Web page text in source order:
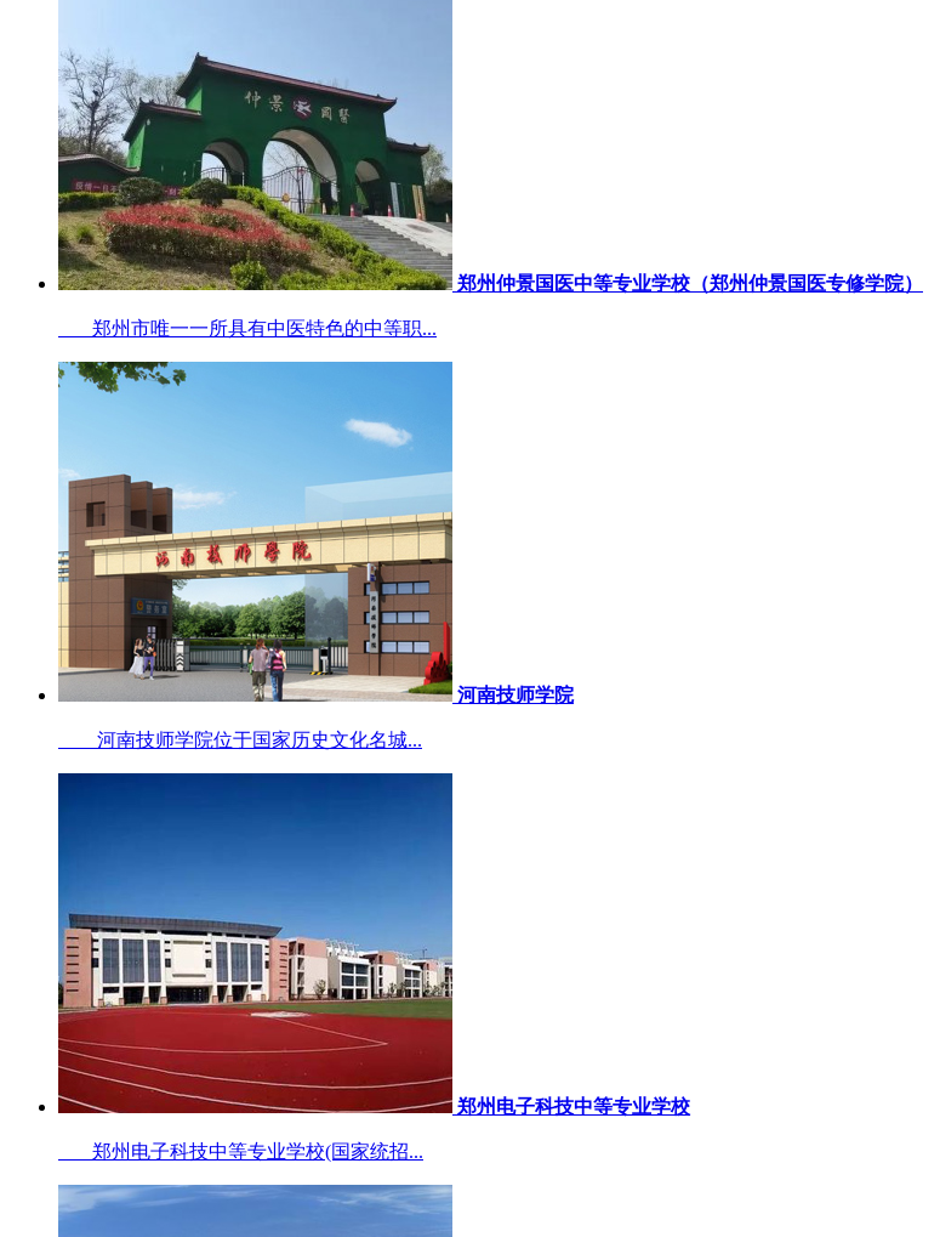
郑州仲景国医中等专业学校（郑州仲景国医专修学院）
郑州市唯一一所具有中医特色的中等职...
河南技师学院
河南技师学院位于国家历史文化名城...
郑州电子科技中等专业学校
郑州电子科技中等专业学校(国家统招...